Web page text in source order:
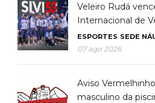
Veleiro Rudá
Internacional de
ESPORTES SEDE
07 ago 2026
Aviso
masculino da